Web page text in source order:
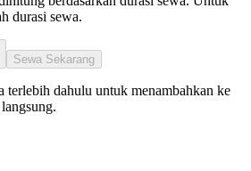
durasi sewa.
Sewa Sekarang
terlebih dahulu untuk menambahkan ke